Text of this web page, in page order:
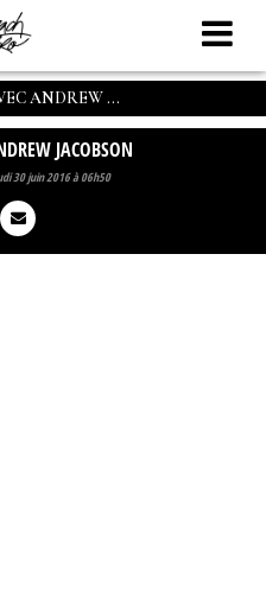
ANDREW ...
JACOBSON
30 juin 2016 à 06h50